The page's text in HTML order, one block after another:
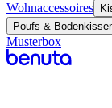
Wohnaccessoires
Poufs &
Musterbox